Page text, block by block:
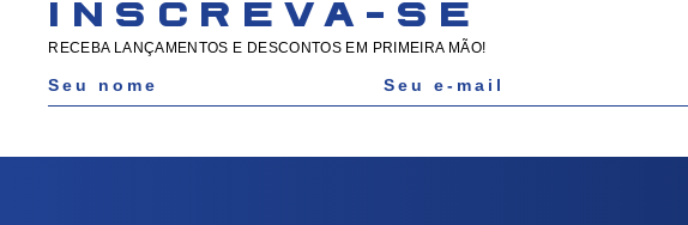
INSCREVA-SE
RECEBA LANÇAMENTOS E DESCONTOS EM PRIMEIRA MÃO!